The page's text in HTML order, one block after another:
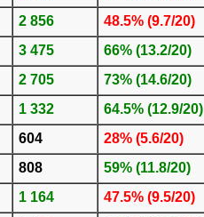
2 856 48.5% (9.7/20)
3 475 66% (13.2/20)
2 705 73% (14.6/20)
1 332 64.5% (12.9/20)
604 28% (5.6/20)
808 59% (11.8/20)
1 164 47.5% (9.5/20)